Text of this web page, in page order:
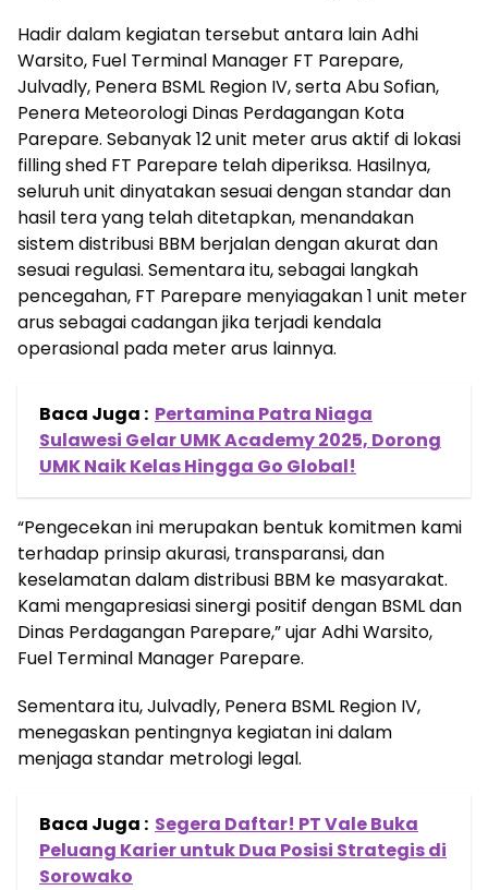
Hadir dalam kegiatan tersebut antara lain Adhi
Warsito, Fuel Terminal Manager FT Parepare,
Julvadly, Penera BSML Region IV, serta Abu Sofian,
Penera Meteorologi Dinas Perdagangan Kota
Parepare. Sebanyak 12 unit meter arus aktif di lokasi
filling shed FT Parepare telah diperiksa. Hasilnya,
seluruh unit dinyatakan sesuai dengan standar dan
hasil tera yang telah ditetapkan, menandakan
sistem distribusi BBM berjalan dengan akurat dan
sesuai regulasi. Sementara itu, sebagai langkah
pencegahan, FT Parepare menyiagakan 1 unit meter
arus sebagai cadangan jika terjadi kendala
operasional pada meter arus lainnya.
Baca Juga : Pertamina Patra Niaga
Sulawesi Gelar UMK Academy 2025, Dorong
UMK Naik Kelas Hingga Go Global!
“Pengecekan ini merupakan bentuk komitmen kami
terhadap prinsip akurasi, transparansi, dan
keselamatan dalam distribusi BBM ke masyarakat.
Kami mengapresiasi sinergi positif dengan BSML dan
Dinas Perdagangan Parepare,” ujar Adhi Warsito,
Fuel Terminal Manager Parepare.
Sementara itu, Julvadly, Penera BSML Region IV,
menegaskan pentingnya kegiatan ini dalam
menjaga standar metrologi legal.
Baca Juga : Segera Daftar! PT Vale Buka
Peluang Karier untuk Dua Posisi Strategis di
Sorowako